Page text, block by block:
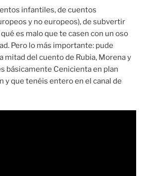
infantiles, de cuentos
y no europeos), de subvertir
es malo que te casen con un oso
Pero lo más importante: pude
mitad del cuento de Rubia, Morena y
básicamente Cenicienta en plan
y que tenéis entero en el canal de